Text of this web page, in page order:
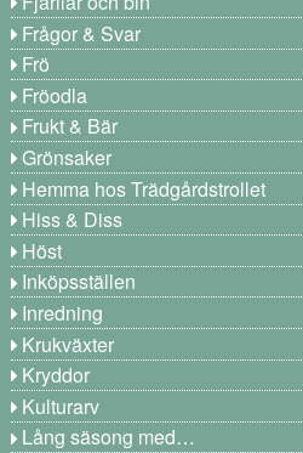
Frågor & Svar
Frö
Fröodla
Frukt & Bär
Grönsaker
Hemma hos Trädgårdstrollet
Hiss & Diss
Höst
Inköpsställen
Inredning
Krukväxter
Kryddor
Kulturarv
Lång säsong med…